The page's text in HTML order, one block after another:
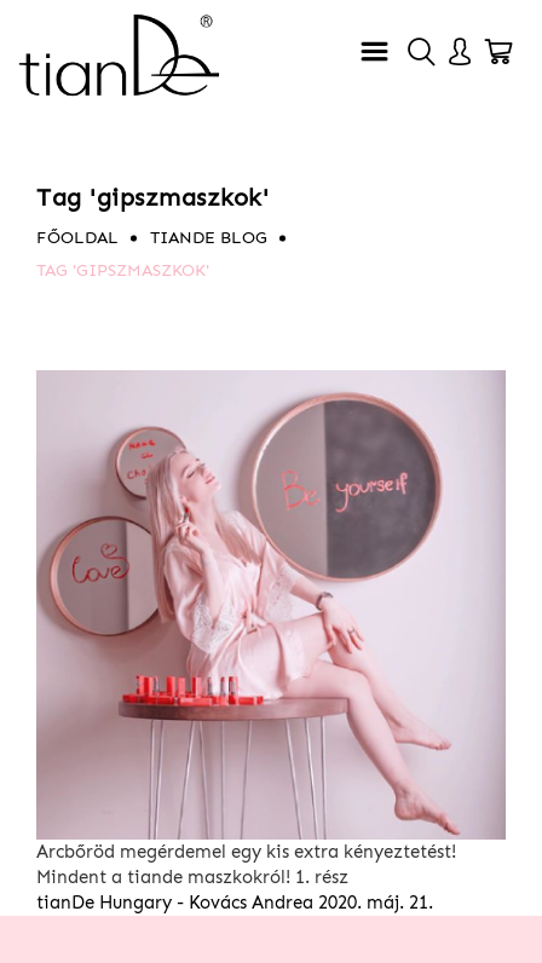
Tag 'gipszmaszkok'
FŐOLDAL
TIANDE BLOG
TAG 'GIPSZMASZKOK'
Arcbőröd megérdemel egy kis extra kényeztetést!
Mindent a tiande maszkokról! 1. rész
tianDe Hungary - Kovács Andrea 2020. máj. 21.